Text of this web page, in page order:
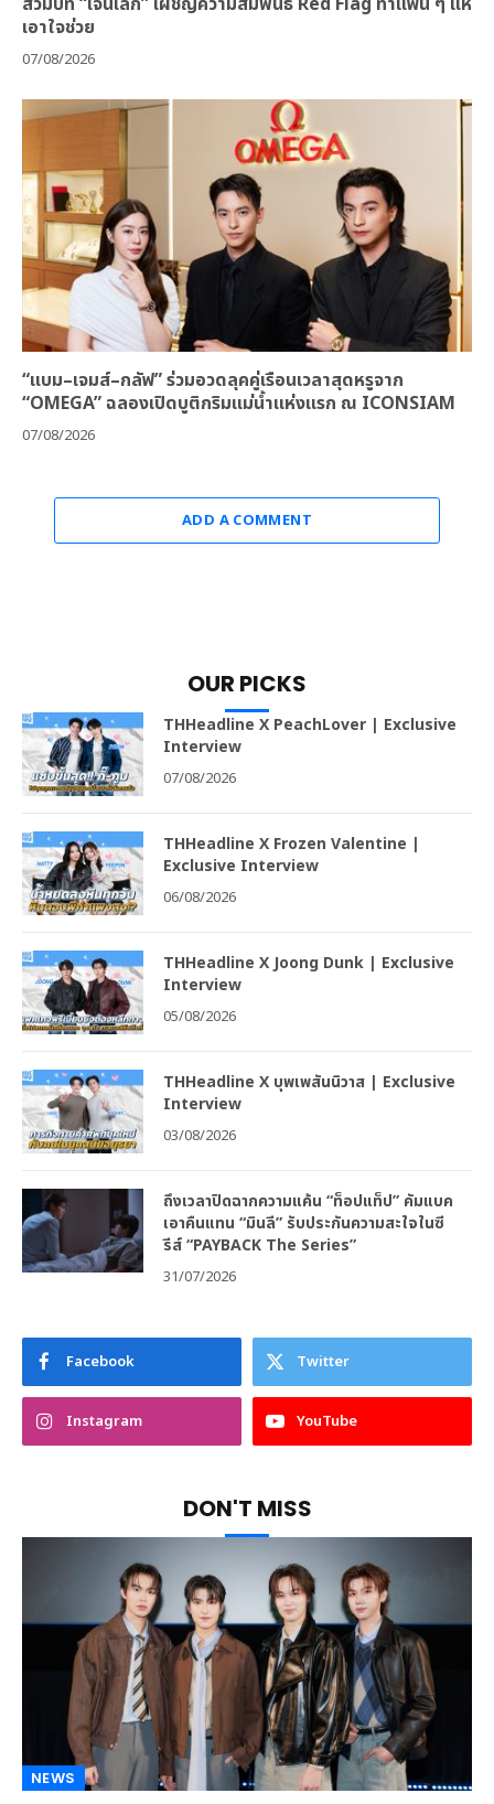
เอาใจช่วย
07/08/2026
“แบม–เจมส์–กลัฟ” ร่วมอวดลุคคู่เรือนเวลาสุดหรูจาก
“OMEGA” ฉลองเปิดบูติกริมแม่น้ำแห่งแรก ณ ICONSIAM
07/08/2026
ADD A COMMENT
OUR PICKS
THHeadline X PeachLover | Exclusive
Interview
07/08/2026
THHeadline X Frozen Valentine |
Exclusive Interview
06/08/2026
THHeadline X Joong Dunk | Exclusive
Interview
05/08/2026
THHeadline X บุพเพสันนิวาส | Exclusive
Interview
03/08/2026
ถึงเวลาปิดฉากความแค้น “ท็อปแท็ป” คัมแบค
เอาคืนแทน “มินลี” รับประกันความสะใจในซี
รีส์ “PAYBACK The Series”
31/07/2026
Facebook Twitter
Instagram YouTube
DON'T MISS
NEWS